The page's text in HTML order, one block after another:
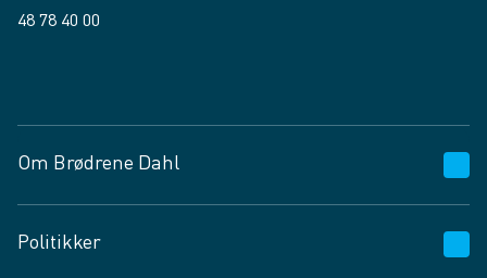
48 78 40 00
Om Brødrene Dahl
Vagttelefon 30 10 89 89
Politikker